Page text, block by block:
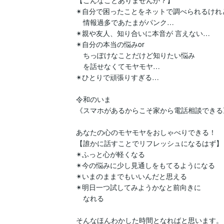
✴︎自分で困ったことをネットで調べられるけれ
情報過多であたまがパンク…
✴︎親や友人、知り合いに本音が 言えない…
✴︎自分の本当の悩みor
ちっぽけなことだけど知りたい悩み
を話せなくてモヤモヤ…
✴︎ひとりで頑張りすぎる…
令和のいま
《スマホがあるからこそ家から電話相談でき
あなたの心のモヤモヤをおしゃべりできる！
【誰かに話すことでリフレッシュになるはず】
✴︎ふっと心が軽くなる
✴︎今の悩みに少し見通しをもてるようになる
✴︎いまのままでもいいんだと思える
✴︎明日一つ試してみようかなと前向きに
なれる
そんなほんわかした時間となればと思います。